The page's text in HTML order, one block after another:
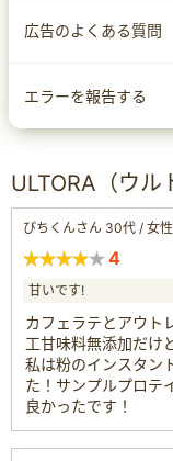
広告のよくある質問
エラーを報告する
ULTORA（ウル
ぴちくんさん 30代 / 女性
4
甘いです!
カフェラテとアウト
工甘味料無添加だけ
私は粉のインスタン
た！サンプルプロテ
良かったです！